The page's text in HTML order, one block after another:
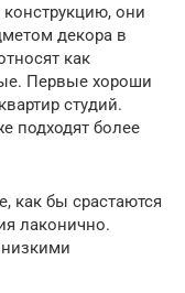
они
декора в
как
Первые хороши
студий.
подходят более
как бы срастаются
лаконично.